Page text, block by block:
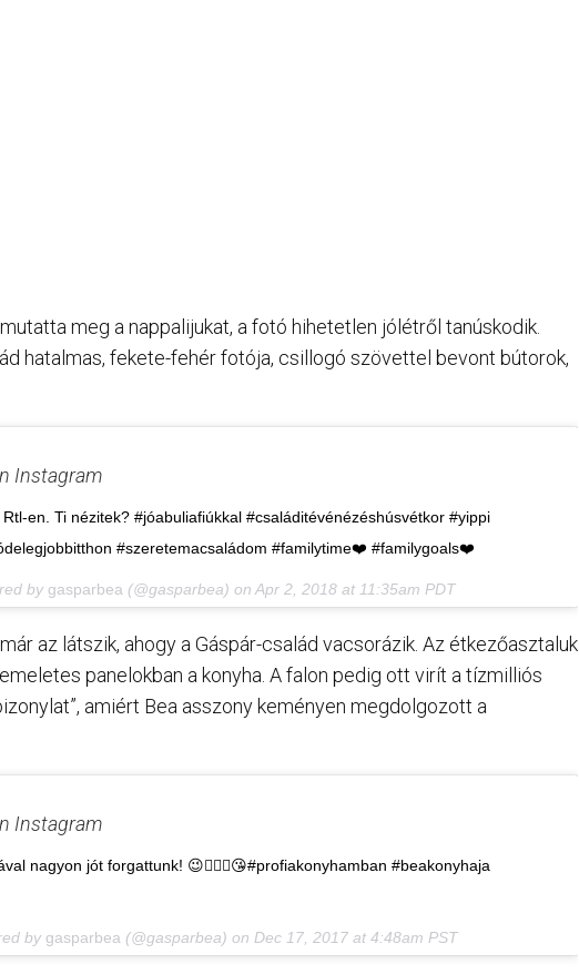
meg a nappalijukat, a fotó hihetetlen jólétről tanúskodik.
hatalmas, fekete-fehér fotója, csillogó szövettel bevont bútorok,
Instagram
en. Ti nézitek? #jóabuliafiúkkal #családitévénézéshúsvétkor #yippi
#szeretemacsaládom #familytime❤️ #familygoals❤️
by gasparbea (@gasparbea) on Apr 2, 2018 at 11:35am PDT
az látszik, ahogy a Gáspár-család vacsorázik. Az étkezőasztaluk
panelokban a konyha. A falon pedig ott virít a tízmilliós
amiért Bea asszony keményen megdolgozott a
Instagram
nagyon jót forgattunk! 😉👍🏻🎄😘#profiakonyhamban #beakonyhaja
by gasparbea (@gasparbea) on Dec 17, 2017 at 4:48am PST